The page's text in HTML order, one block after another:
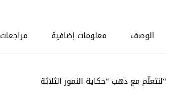
الوصف معلومات إضافية مراجعات
“لنتعلّم مع دهب “حكاية النمور الثلاثة